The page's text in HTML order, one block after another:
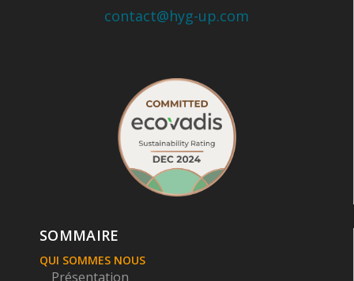
contact@hyg-up.com
SOMMAIRE
QUI SOMMES NOUS
Présentation